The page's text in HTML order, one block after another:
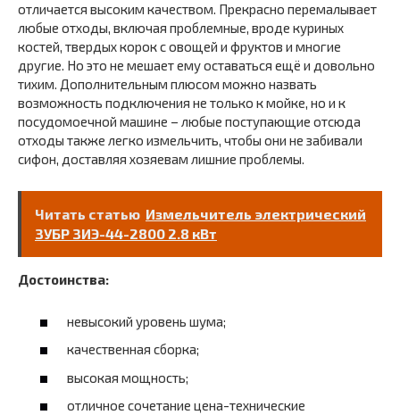
отличается высоким качеством. Прекрасно перемалывает
любые отходы, включая проблемные, вроде куриных
костей, твердых корок с овощей и фруктов и многие
другие. Но это не мешает ему оставаться ещё и довольно
тихим. Дополнительным плюсом можно назвать
возможность подключения не только к мойке, но и к
посудомоечной машине – любые поступающие отсюда
отходы также легко измельчить, чтобы они не забивали
сифон, доставляя хозяевам лишние проблемы.
Читать статью Измельчитель электрический
ЗУБР ЗИЭ-44-2800 2.8 кВт
Достоинства:
невысокий уровень шума;
качественная сборка;
высокая мощность;
отличное сочетание цена-технические